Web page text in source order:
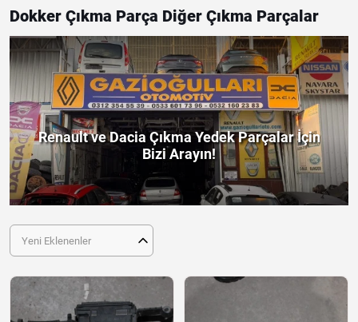
Dokker Çıkma Parça Diğer Çıkma Parçalar
Renault ve Dacia Çıkma Yedek Parçalar İçin
Bizi Arayın!
Yeni Eklenenler